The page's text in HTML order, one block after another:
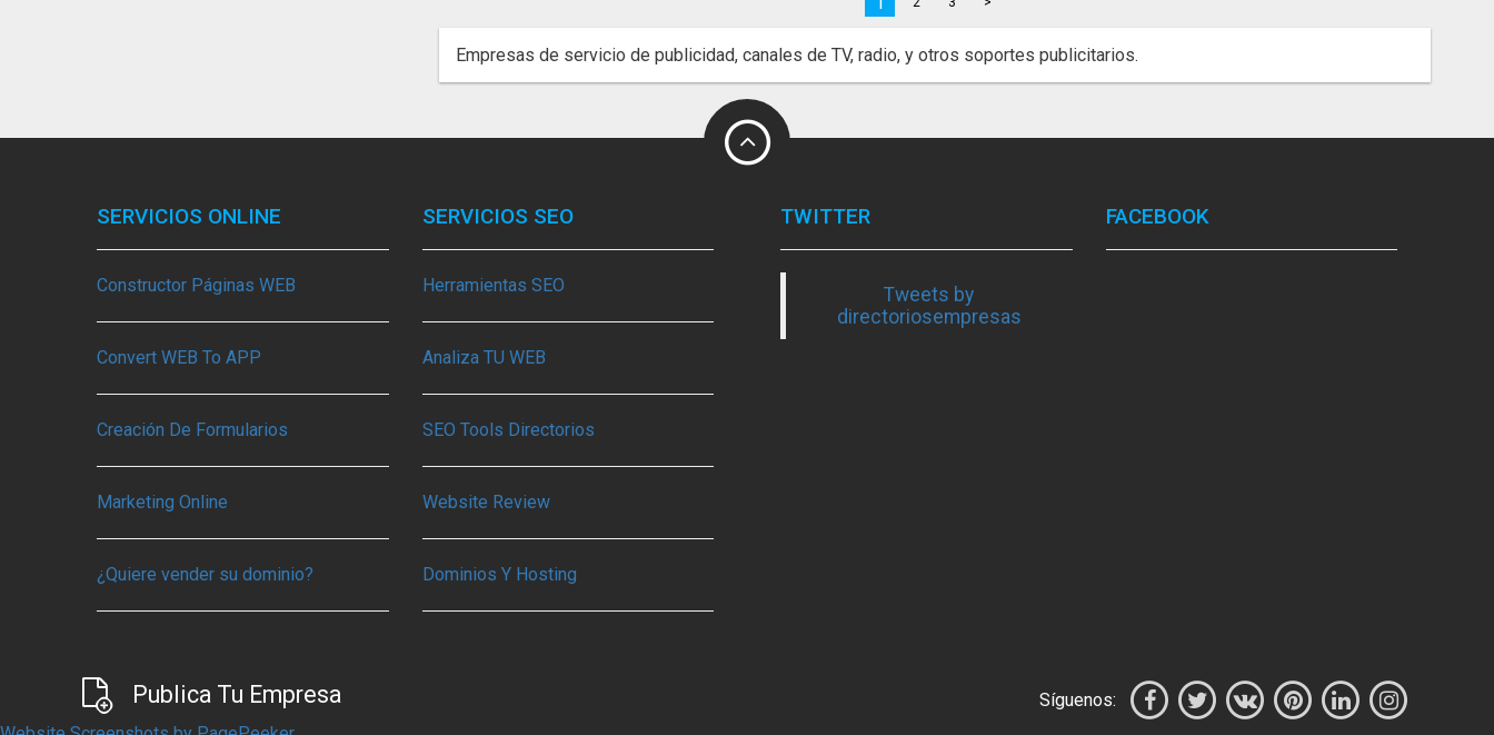
Empresas de servicio de publicidad, canales de TV, radio, y otros soportes publicitarios.
SERVICIOS ONLINE
Constructor Páginas WEB
Convert WEB To APP
Creación De Formularios
Marketing Online
¿Quiere vender su dominio?
SERVICIOS SEO
Herramientas SEO
Analiza TU WEB
SEO Tools Directorios
Website Review
Dominios Y Hosting
TWITTER
Tweets by
directoriosempresas
FACEBOOK
Publica Tu Empresa
Síguenos: